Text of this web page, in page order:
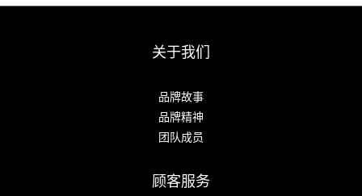
关于我们
品牌故事
品牌精神
团队成员
顾客服务